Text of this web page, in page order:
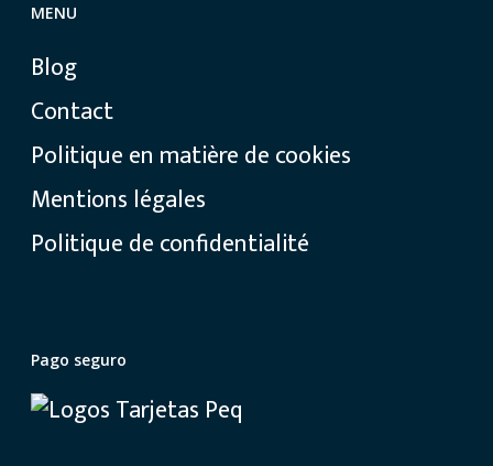
MENU
Blog
Contact
Politique en matière de cookies
Mentions légales
Politique de confidentialité
Pago seguro